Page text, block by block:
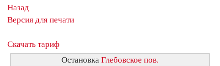
Назад
Версия для печати
Скачать тариф
Остановка Глебовское пов.